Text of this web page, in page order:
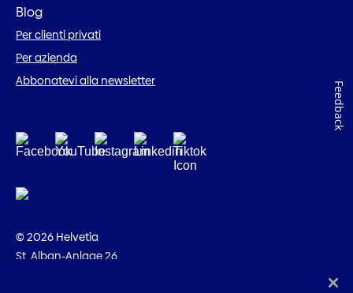
Blog
Per clienti privati
Per azienda
Abbonatevi alla newsletter
© 2026 Helvetia
St. Alban-Anlage 26
Feedback